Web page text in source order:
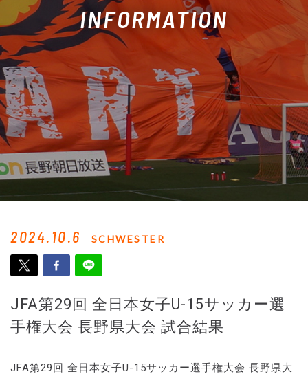
INFORMATION
2024.10.6 SCHWESTER
JFA第29回 全日本女子U-15サッカー選
手権大会 長野県大会 試合結果
JFA第29回 全日本女子U-15サッカー選手権大会 長野県大